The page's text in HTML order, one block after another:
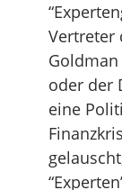
Vertreter
Goldman
oder der
eine